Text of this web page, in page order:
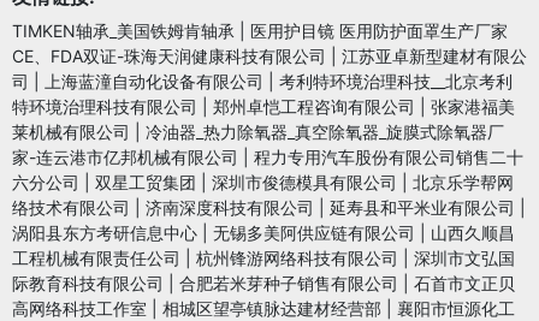
TIMKEN轴承_美国铁姆肯轴承
医用护目镜 医用防护面罩生产厂家
CE、FDA双证-珠海天润健康科技有限公司
江苏亚卓新型建材有限公
司
上海蓝潼自动化设备有限公司
考利特环境治理科技__北京考利
特环境治理科技有限公司
郑州卓恺工程咨询有限公司
张家港福美
莱机械有限公司
冷油器_热力除氧器_真空除氧器_旋膜式除氧器厂
家-连云港市亿邦机械有限公司
程力专用汽车股份有限公司销售二十
六分公司
双星工贸集团 深圳市俊德模具有限公司
北京乐学帮网
络技术有限公司
济南深度科技有限公司 延寿县和平米业有限公司
涡阳县东方考研信息中心
无锡多美阿供应链有限公司
山西久顺昌
工程机械有限责任公司
杭州锋游网络科技有限公司
深圳市文弘国
际教育科技有限公司
合肥若米芽种子销售有限公司
石首市文正贝
高网络科技工作室
相城区望亭镇脉达建材经营部
襄阳市恒源化工